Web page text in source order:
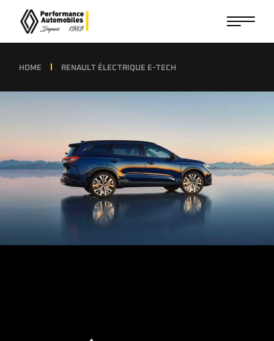
HOME RENAULT ÉLECTRIQUE E-TECH